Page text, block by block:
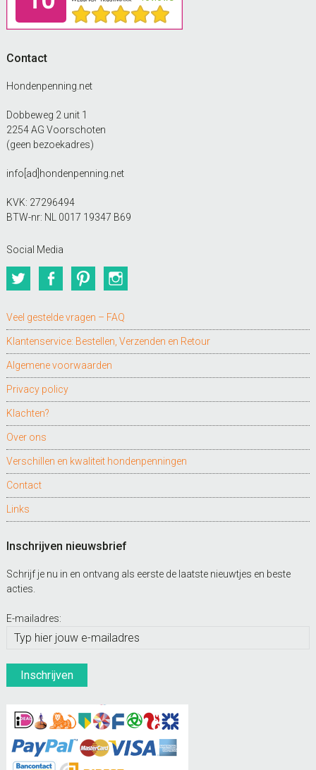
Contact
Hondenpenning.net
Dobbeweg 2 unit 1
2254 AG Voorschoten
(geen bezoekadres)
info[ad]hondenpenning.net
KVK: 27296494
BTW-nr: NL 0017 19347 B69
Social Media
TwitterFacebookPinterest
Veel gestelde vragen – FAQ
Klantenservice: Bestellen, Verzenden en Retour
Algemene voorwaarden
Privacy policy
Klachten?
Over ons
Verschillen en kwaliteit hondenpenningen
Contact
Links
Inschrijven nieuwsbrief
Schrijf je nu in en ontvang als eerste de laatste nieuwtjes en beste
acties.
E-mailadres: